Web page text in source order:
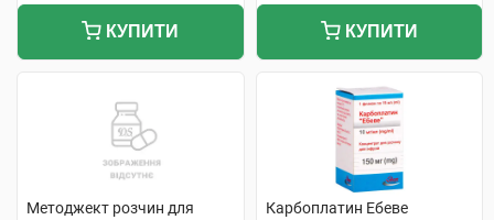
КУПИТИ КУПИТИ
Методжект розчин для
Карбоплатин Ебеве